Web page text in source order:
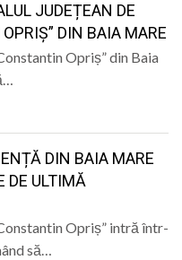
JUDEȚEAN DE
DIN BAIA MARE
Opriș” din Baia
DIN BAIA MARE
DE ULTIMĂ
Opriș” intră într-
să…